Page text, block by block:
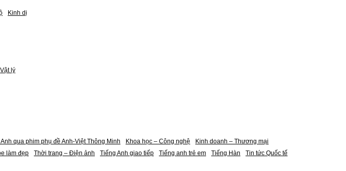
Kinh dị
Vật lý
Anh qua phim phụ đề Anh-Việt Thông Minh Khoa học – Công nghệ
Kinh doanh – Thương mại
làm đẹp Thời trang – Điện ảnh Tiếng Anh giao tiếp Tiếng anh trẻ em Tiếng Hàn
Tin tức Quốc tế